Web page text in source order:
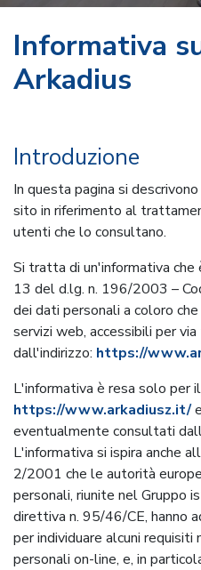
Informativa
Arkadius
Introduzione
In questa pagina si
sito in riferimento al
utenti che lo consultano.
Si tratta di un'informativa che
13 del d.lg. n. 196/2003 –
dei dati personali a coloro
servizi web, accessibili per
dall'indirizzo: https://
L'informativa è resa solo per
https://www.arkadiusz.it/
eventualmente consultati
L'informativa si ispira anche
2/2001 che le autorità
personali, riunite nel Gruppo
direttiva n. 95/46/CE, hanno
per individuare alcuni
personali on-line, e, in